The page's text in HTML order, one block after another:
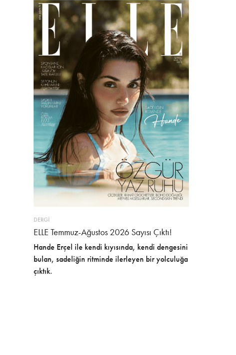
DERGİ
ELLE Temmuz-Ağustos 2026 Sayısı Çıktı!
Hande Erçel ile kendi kıyısında, kendi dengesini
bulan, sadeliğin ritminde ilerleyen bir yolculuğa
çıktık.